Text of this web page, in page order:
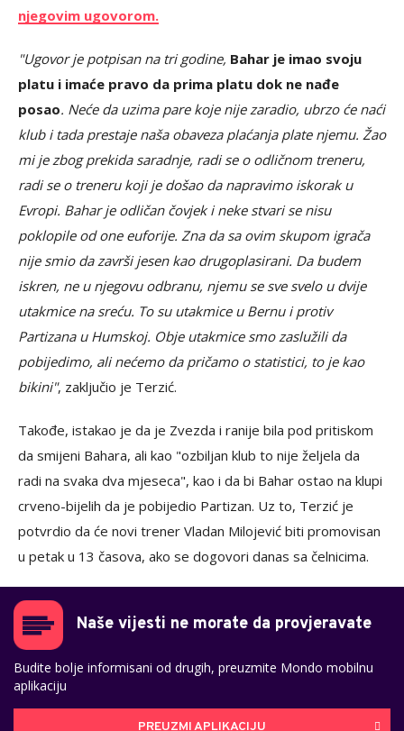
njegovim ugovorom.
"Ugovor je potpisan na tri godine, Bahar je imao svoju
platu i imaće pravo da prima platu dok ne nađe
posao. Neće da uzima pare koje nije zaradio, ubrzo će naći
klub i tada prestaje naša obaveza plaćanja plate njemu. Žao
mi je zbog prekida saradnje, radi se o odličnom treneru,
radi se o treneru koji je došao da napravimo iskorak u
Evropi. Bahar je odličan čovjek i neke stvari se nisu
poklopile od one euforije. Zna da sa ovim skupom igrača
nije smio da završi jesen kao drugoplasirani. Da budem
iskren, ne u njegovu odbranu, njemu se sve svelo u dvije
utakmice na sreću. To su utakmice u Bernu i protiv
Partizana u Humskoj. Obje utakmice smo zaslužili da
pobijedimo, ali nećemo da pričamo o statistici, to je kao
bikini", zaključio je Terzić.
Takođe, istakao je da je Zvezda i ranije bila pod pritiskom
da smijeni Bahara, ali kao "ozbiljan klub to nije željela da
radi na svaka dva mjeseca", kao i da bi Bahar ostao na klupi
crveno-bijelih da je pobijedio Partizan. Uz to, Terzić je
potvrdio da će novi trener Vladan Milojević biti promovisan
u petak u 13 časova, ako se dogovori danas sa čelnicima.
Naše vijesti ne morate da provjeravate
Budite bolje informisani od drugih, preuzmite Mondo mobilnu
aplikaciju
PREUZMI APLIKACIJU